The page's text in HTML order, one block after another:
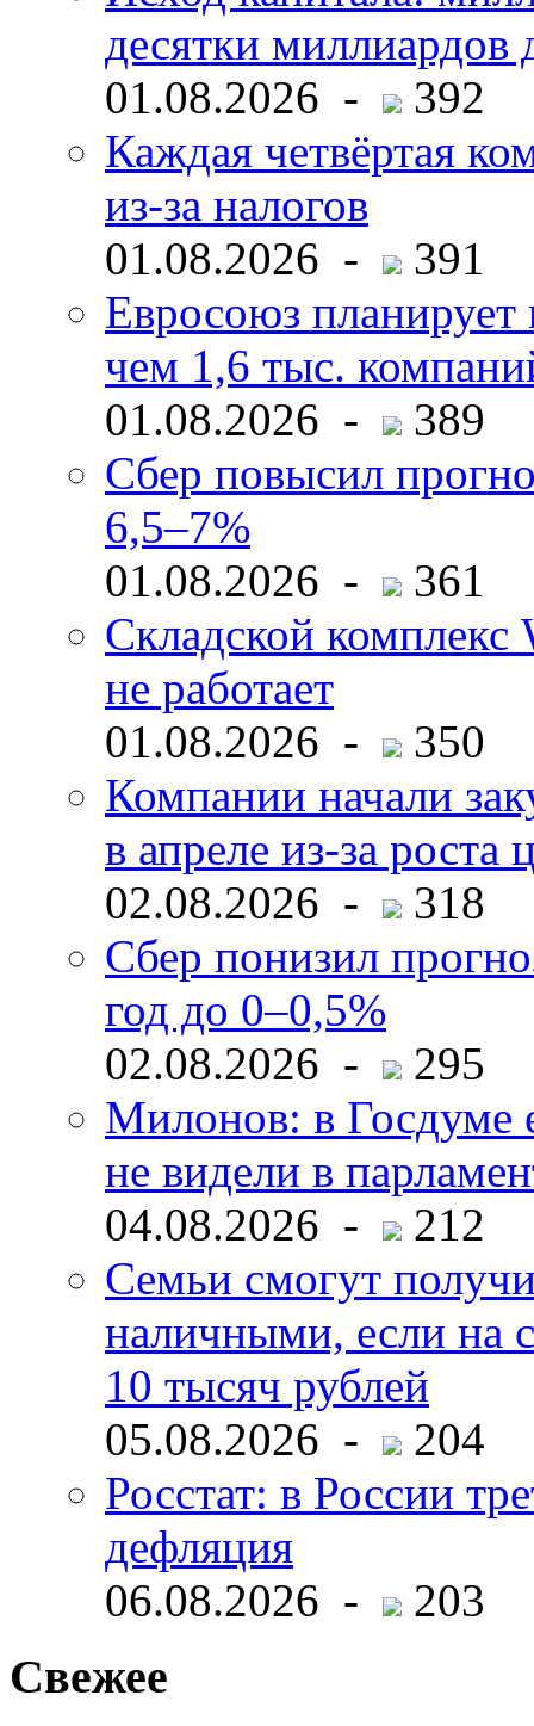
десятки миллиардов
01.08.2026 -
392
Каждая четвёртая
из-за налогов
01.08.2026 -
391
Евросоюз планирует
чем 1,6 тыс.
01.08.2026 -
389
Сбер повысил
6,5–7%
01.08.2026 -
361
Складской комплекс
не работает
01.08.2026 -
350
Компании начали
в апреле из-за роста
02.08.2026 -
318
Сбер понизил
год до 0–0,5%
02.08.2026 -
295
Милонов: в Госдуме
не видели в
04.08.2026 -
212
Семьи смогут
наличными, если на
10 тысяч рублей
05.08.2026 -
204
Росстат: в России
дефляция
06.08.2026 -
203
Свежее